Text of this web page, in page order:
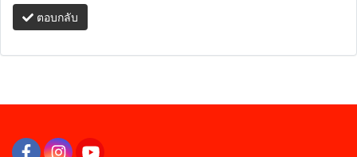
ตอบกลับ